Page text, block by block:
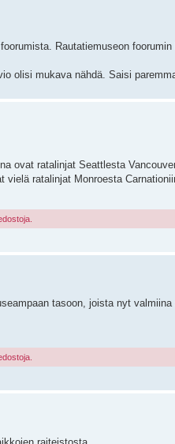
Rautatiemuseon
olisi mukava nähdä. Saisi
ovat ratalinjat Seattlesta
ratalinjat Monroesta
tasoon, joista nyt